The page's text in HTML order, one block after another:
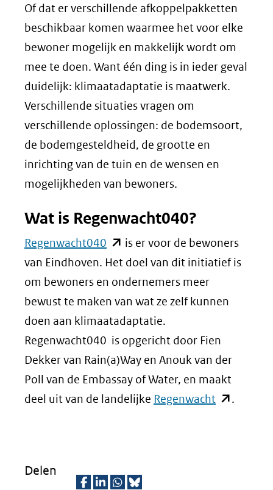
Of dat er verschillende afkoppelpakketten
beschikbaar komen waarmee het voor elke
bewoner mogelijk en makkelijk wordt om
mee te doen. Want één ding is in ieder geval
duidelijk: klimaatadaptatie is maatwerk.
Verschillende situaties vragen om
verschillende oplossingen: de bodemsoort,
de bodemgesteldheid, de grootte en
inrichting van de tuin en de wensen en
mogelijkheden van bewoners.
Wat is Regenwacht040?
Regenwacht040 (opent
in
nieuw
venster)
(verwijst
naar
een
andere
website)
is er voor de bewoners
van Eindhoven. Het doel van dit initiatief is
om bewoners en ondernemers meer
bewust te maken van wat ze zelf kunnen
doen aan klimaatadaptatie.
Regenwacht040 is opgericht door Fien
Dekker van Rain(a)Way en Anouk van der
Poll van de Embassay of Water, en maakt
deel uit van de landelijke Regenwacht (opent
.
Delen